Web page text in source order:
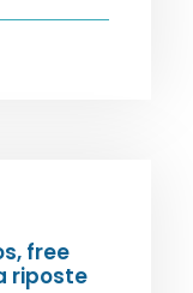
free
riposte